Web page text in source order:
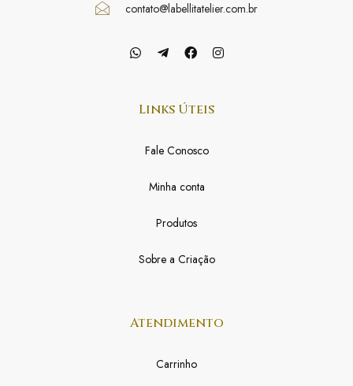
contato@labellitatelier.com.br
Links Úteis
Fale Conosco
Minha conta
Produtos
Sobre a Criação
Atendimento
Carrinho